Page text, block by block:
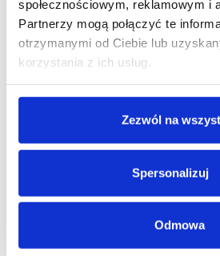
społecznościowym, reklamowym i
Partnerzy mogą połączyć te
otrzymanymi od Ciebie lub
korzystania z ich usług.
Zezwól na
Spersonalizuj
Odmowa
Ta operacja u pana
szybko, sprawnie i na drugi